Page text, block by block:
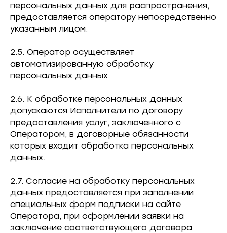
персональных данных для распространения,
предоставляется оператору непосредственно
указанным лицом.
2.5. Оператор осуществляет
автоматизированную обработку
персональных данных.
2.6. К обработке персональных данных
допускаются Исполнители по договору
предоставления услуг, заключенного с
Оператором, в договорные обязанности
которых входит обработка персональных
данных.
2.7. Согласие на обработку персональных
данных предоставляется при заполнении
специальных форм подписки на сайте
Оператора, при оформлении заявки на
заключение соответствующего договора